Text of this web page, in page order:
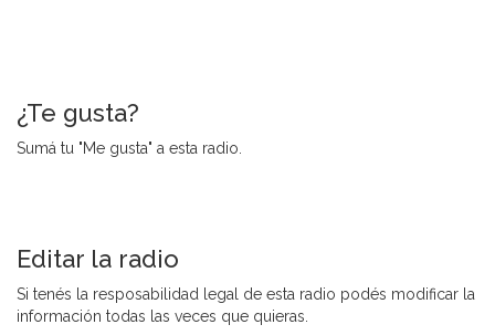
¿Te gusta?
Sumá tu "Me gusta" a esta radio.
Editar la radio
Si tenés la resposabilidad legal de esta radio podés modificar la
información todas las veces que quieras.